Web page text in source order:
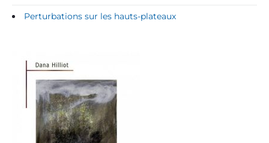
Perturbations sur les hauts-plateaux